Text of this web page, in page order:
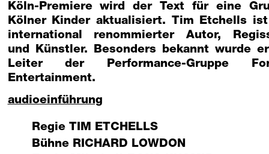
Köln-Premiere wird der Text für eine
Kölner Kinder aktualisiert. Tim Etchells
international renommierter Autor,
und Künstler. Besonders bekannt wurde
Leiter der Performance-Gruppe
Entertainment.
audioeinführung
Regie TIM ETCHELLS
Bühne RICHARD LOWDON